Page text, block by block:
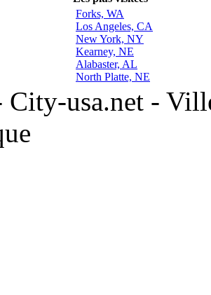
Forks, WA
Los Angeles, CA
New York, NY
Kearney, NE
Alabaster, AL
North Platte, NE
usa.net -